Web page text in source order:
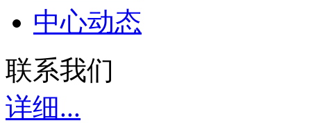
中心动态
联系我们
详细...